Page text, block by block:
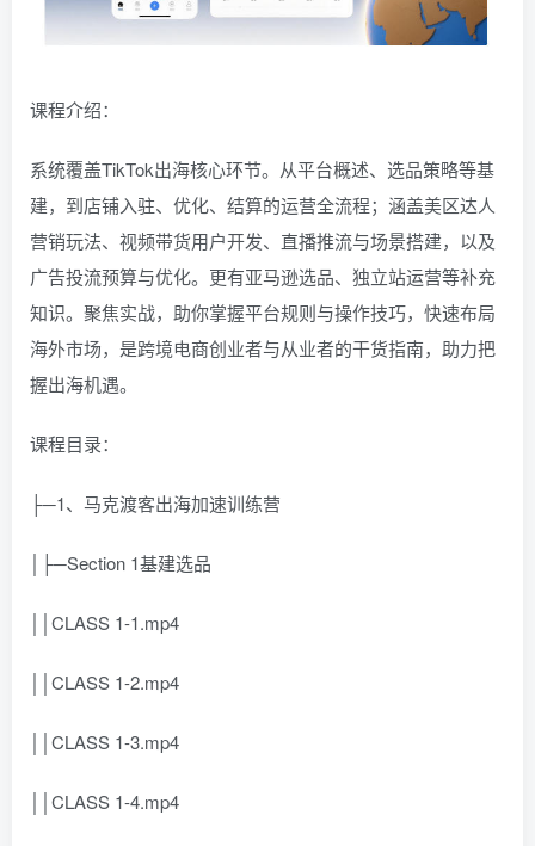
课程介绍：
系统覆盖TikTok出海核心环节。从平台概述、选品策略等基
建，到店铺入驻、优化、结算的运营全流程；涵盖美区达人
营销玩法、视频带货用户开发、直播推流与场景搭建，以及
广告投流预算与优化。更有亚马逊选品、独立站运营等补充
知识。聚焦实战，助你掌握平台规则与操作技巧，快速布局
海外市场，是跨境电商创业者与从业者的干货指南，助力把
握出海机遇。
课程目录：
├─1、马克渡客出海加速训练营
│├─Section 1基建选品
││CLASS 1-1.mp4
││CLASS 1-2.mp4
││CLASS 1-3.mp4
││CLASS 1-4.mp4